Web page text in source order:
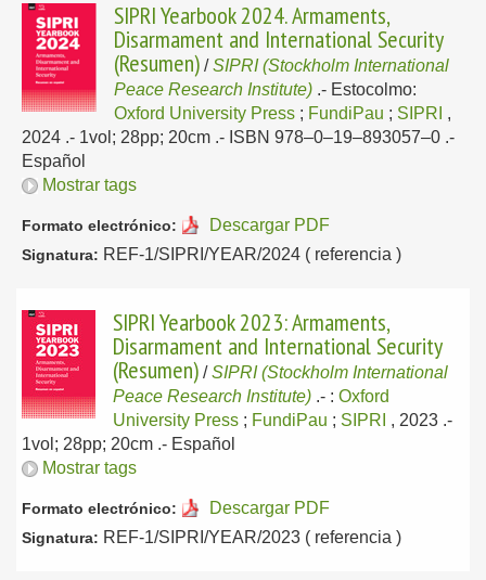
SIPRI Yearbook 2024. Armaments,
Disarmament and International Security
(Resumen) /SIPRI (Stockholm International
Peace Research Institute) .- Estocolmo:
Oxford University Press ; FundiPau ; SIPRI ,
2024 .- 1vol; 28pp; 20cm .- ISBN 978–0–19–893057–0 .-
Español
Mostrar tags
Formato electrónico: Descargar PDF
Signatura: REF-1/SIPRI/YEAR/2024 ( referencia )
SIPRI Yearbook 2023: Armaments,
Disarmament and International Security
(Resumen) /SIPRI (Stockholm International
Peace Research Institute) .- : Oxford
University Press ; FundiPau ; SIPRI , 2023 .-
1vol; 28pp; 20cm .- Español
Mostrar tags
Formato electrónico: Descargar PDF
Signatura: REF-1/SIPRI/YEAR/2023 ( referencia )